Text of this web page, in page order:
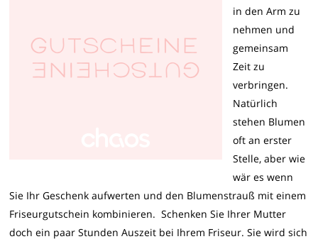
in den Arm zu
nehmen und
gemeinsam
Zeit zu
verbringen.
Natürlich
stehen Blumen
oft an erster
Stelle, aber wie
wär es wenn
Sie Ihr Geschenk aufwerten und den Blumenstrauß mit einem
Friseurgutschein kombinieren. Schenken Sie Ihrer Mutter
doch ein paar Stunden Auszeit bei Ihrem Friseur. Sie wird sich